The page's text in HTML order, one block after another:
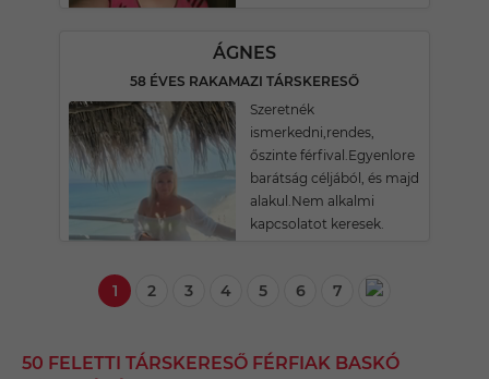
ÁGNES
58 ÉVES RAKAMAZI TÁRSKERESŐ
Szeretnék
ismerkedni,rendes,
őszinte férfival.Egyenlore
barátság céljából, és majd
alakul.Nem alkalmi
kapcsolatot keresek.
1 2 3 4 5 6 7
50 FELETTI TÁRSKERESŐ FÉRFIAK BASKÓ